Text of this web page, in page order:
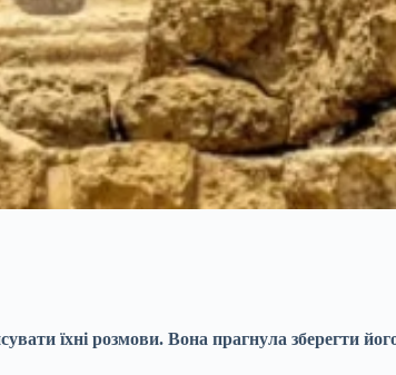
їхні розмови. Вона прагнула зберегти